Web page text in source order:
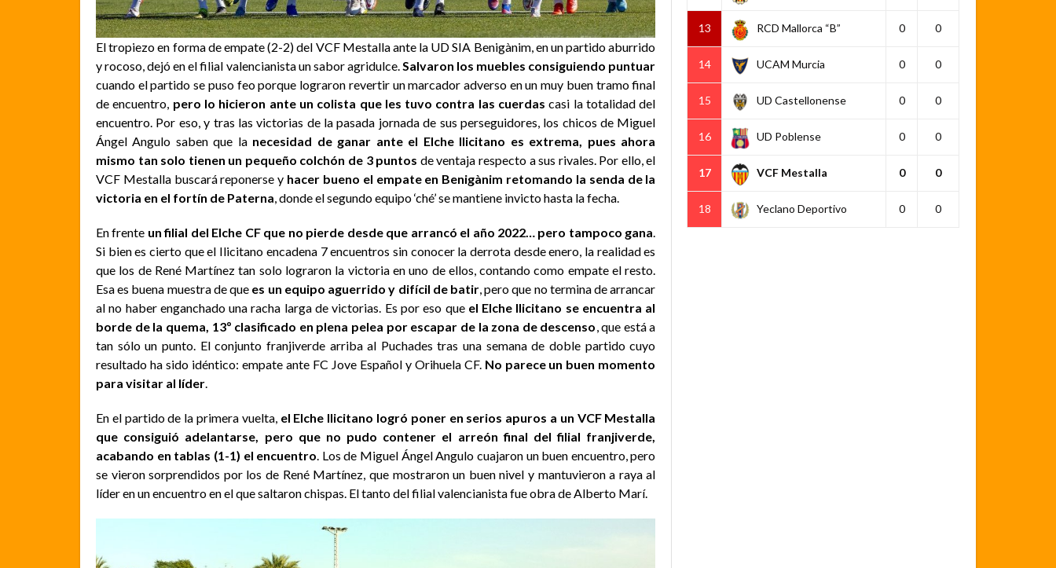
El tropiezo en forma de empate (2-2) del VCF Mestalla ante la UD SIA Benigànim, en un partido aburrido
y rocoso, dejó en el filial valencianista un sabor agridulce.Salvaron los muebles consiguiendo puntuar
cuando el partido se puso feo porque lograron revertir un marcador adverso en un muy buen tramo final
de encuentro, pero lo hicieron ante un colista que les tuvo contra las cuerdas casi la totalidad del
encuentro. Por eso, y tras las victorias de la pasada jornada de sus perseguidores, los chicos de Miguel
Ángel Angulo saben que la necesidad de ganar ante el Elche Ilicitano es extrema, pues ahora
mismo tan solo tienen un pequeño colchón de 3 puntos de ventaja respecto a sus rivales. Por ello, el
VCF Mestalla buscará reponerse y hacer bueno el empate en Benigànim retomando la senda de la
victoria en el fortín de Paterna, donde el segundo equipo ‘ché’ se mantiene invicto hasta la fecha.
En frente un filial del Elche CF que no pierde desde que arrancó el año 2022… pero tampoco gana.
Si bien es cierto que el Ilicitano encadena 7 encuentros sin conocer la derrota desde enero, la realidad es
que los de René Martínez tan solo lograron la victoria en uno de ellos, contando como empate el resto.
Esa es buena muestra de que es un equipo aguerrido y difícil de batir, pero que no termina de arrancar
al no haber enganchado una racha larga de victorias. Es por eso queel Elche Ilicitano se encuentra al
borde de la quema, 13º clasificado en plena pelea por escapar de la zona de descenso, que está a
tan sólo un punto. El conjunto franjiverde arriba al Puchades tras una semana de doble partido cuyo
resultado ha sido idéntico: empate ante FC Jove Español y Orihuela CF. No parece un buen momento
para visitar al líder.
En el partido de la primera vuelta, el Elche Ilicitano logró poner en serios apuros a un VCF Mestalla
que consiguió adelantarse, pero que no pudo contener el arreón final del filial franjiverde,
acabando en tablas (1-1) el encuentro. Los de Miguel Ángel Angulo cuajaron un buen encuentro, pero
se vieron sorprendidos por los de René Martínez, que mostraron un buen nivel y mantuvieron a raya al
líder en un encuentro en el que saltaron chispas. El tanto del filial valencianista fue obra de Alberto Marí.
13 RCD Mallorca “B” 0 0
14 UCAM Murcia 0 0
15 UD Castellonense 0 0
16 UD Poblense 0 0
17 VCF Mestalla 0 0
18 Yeclano Deportivo 0 0